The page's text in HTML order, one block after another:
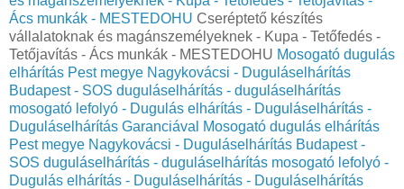
Ács munkák - MESTEDOHU Cseréptető készítés
vállalatoknak és magánszemélyeknek - Kupa - Tetőfedés -
Tetőjavítás - Ács munkák - MESTEDOHU Mosogató dugulás
elhárítás Pest megye Nagykovácsi - Duguláselhárítás
Budapest - SOS duguláselhárítás - duguláselhárítás
mosogató lefolyó - Dugulás elhárítás - Duguláselhárítás -
Duguláselhárítás Garanciával
Mosogató dugulás elhárítás
Pest megye Nagykovácsi - Duguláselhárítás Budapest -
SOS duguláselhárítás - duguláselhárítás mosogató lefolyó -
Dugulás elhárítás - Duguláselhárítás - Duguláselhárítás